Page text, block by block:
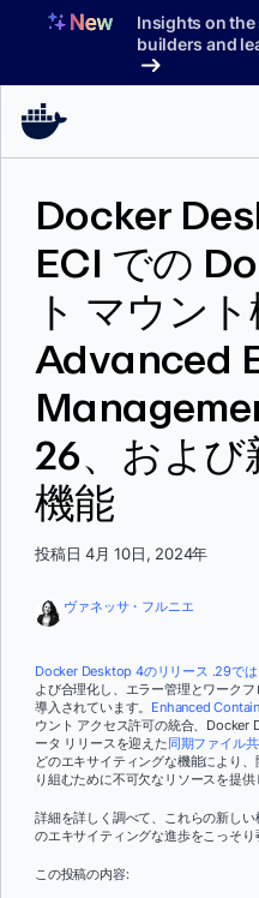
へ
Insights on the
builders and
サポート
料金プラン
ブログ
ドキュメント
索
Docker
ECI での
ト マウント
Advanced
26、および
機能
投稿日 4月 10日, 2024年
ヴァネッサ・フルニエ
Docker Desktop 4のリリース .29で
よび合理化し、エラー管理とワーク
導入されています。 Enhanced
ウント アクセス許可の統合、Docker
ータ リリースを迎えた同期ファイル
どのエキサイティングな機能により
り組むために不可欠なリソースを提供
詳細を詳しく調べて、これらの新し
のエキサイティングな進歩をこっそり
この投稿の内容: